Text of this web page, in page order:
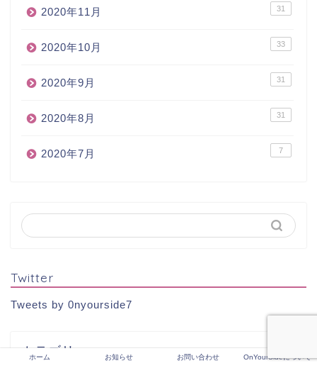
2020年11月 31
2020年10月 33
2020年9月 31
2020年8月 31
2020年7月 7
Twitter
Tweets by 0nyourside7
カテゴリー
ホーム お知らせ お問い合わせ OnYourSideについて